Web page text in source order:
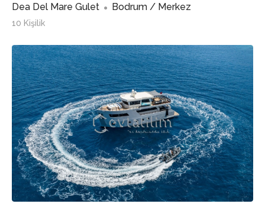
Dea Del Mare Gulet Bodrum / Merkez
10 Kişilik